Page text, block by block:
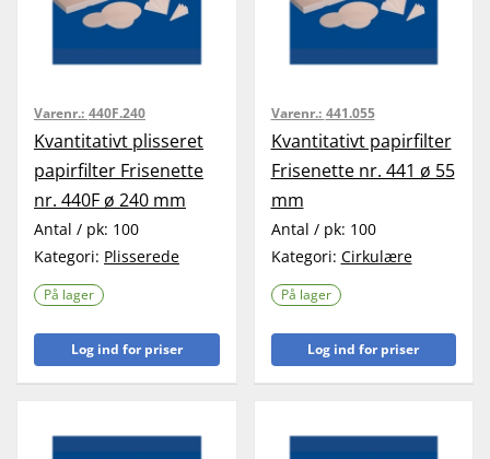
Varenr.: 440F.240
Kvantitativt plisseret
papirfilter Frisenette
nr. 440F ø 240 mm
Antal / pk: 100
Kategori: Plisserede
På lager
Log ind for priser
Varenr.: 441.055
Kvantitativt papirfilter
Frisenette nr. 441 ø 55
mm
Antal / pk: 100
Kategori: Cirkulære
På lager
Log ind for priser